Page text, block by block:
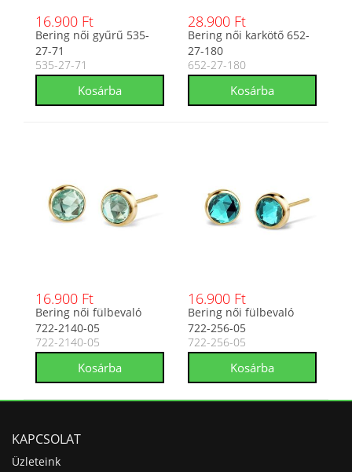
16.900 Ft
Bering női gyűrű 535-
27-71
535-27-71
28.900 Ft
Bering női karkötő 652-
27-180
652-27-180
16.900 Ft
Bering női fülbevaló
722-2140-05
722-2140-05
16.900 Ft
Bering női fülbevaló
722-256-05
722-256-05
KAPCSOLAT
Üzleteink